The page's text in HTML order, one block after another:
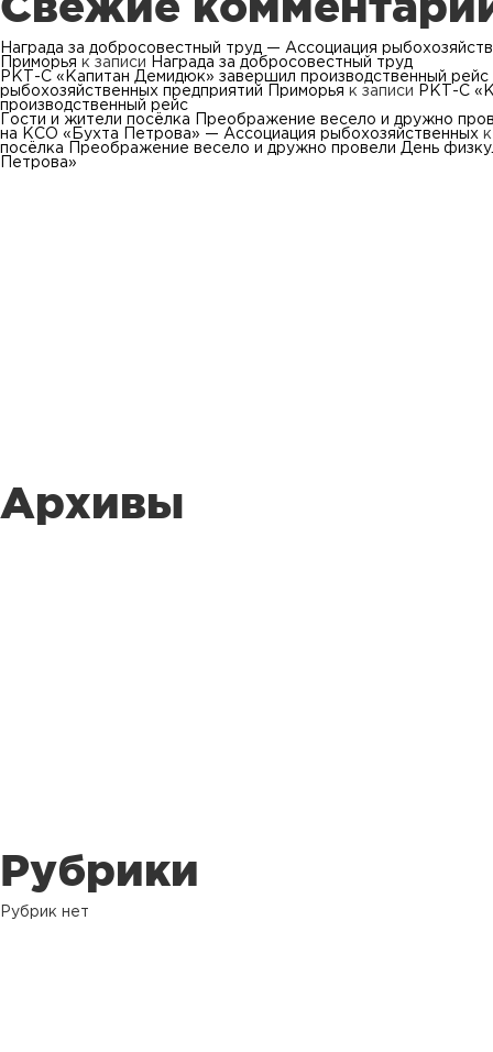
Награда за добросовестный труд — Ассоциация
Приморья к записи
Награда за добросовестный труд
РКТ-С «Капитан Демидюк» завершил производственный
рыбохозяйственных предприятий Приморья к записи
РКТ-С
производственный рейс
Гости и жители посёлка Преображение весело и дружно
на КСО «Бухта Петрова» — Ассоциация рыбохозяйственных
посёлка Преображение весело и дружно провели День
Петрова»
Архивы
Рубрики
Рубрик нет